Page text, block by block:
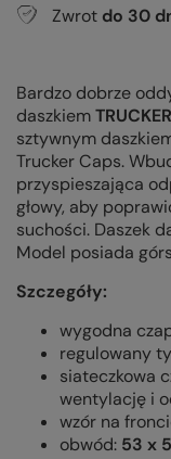
Zwrot do 30
Bardzo dobrze
daszkiem
sztywnym
Trucker Caps.
przyspieszająca
głowy, aby
suchości. Daszek
Model posiada
Szczegóły:
wygodna
regulowany
siateczkowa
wentylację i
wzór na
obwód: 53 x